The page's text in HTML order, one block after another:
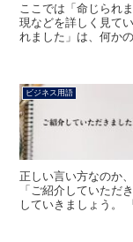
ここでは「命じられ
現などを詳しく見て
れました」は、何か
ビジネス用語
正しい言い方なのか
「ご紹介していただ
していきましょう。